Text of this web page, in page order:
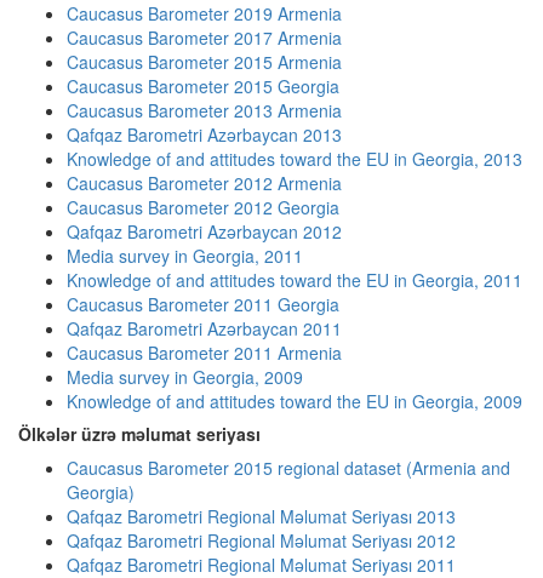
Caucasus Barometer 2019 Armenia
Caucasus Barometer 2017 Armenia
Caucasus Barometer 2015 Armenia
Caucasus Barometer 2015 Georgia
Caucasus Barometer 2013 Armenia
Qafqaz Barometri Azərbaycan 2013
Knowledge of and attitudes toward the EU in Georgia, 2013
Caucasus Barometer 2012 Armenia
Caucasus Barometer 2012 Georgia
Qafqaz Barometri Azərbaycan 2012
Media survey in Georgia, 2011
Knowledge of and attitudes toward the EU in Georgia, 2011
Caucasus Barometer 2011 Georgia
Qafqaz Barometri Azərbaycan 2011
Caucasus Barometer 2011 Armenia
Media survey in Georgia, 2009
Knowledge of and attitudes toward the EU in Georgia, 2009
Ölkələr üzrə məlumat seriyası
Caucasus Barometer 2015 regional dataset (Armenia and
Georgia)
Qafqaz Barometri Regional Məlumat Seriyası 2013
Qafqaz Barometri Regional Məlumat Seriyası 2012
Qafqaz Barometri Regional Məlumat Seriyası 2011